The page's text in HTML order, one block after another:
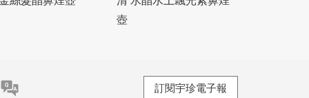
壺
訂閱宇珍電子報